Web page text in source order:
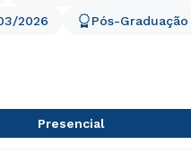
2026
Pós-Graduação
Presencial